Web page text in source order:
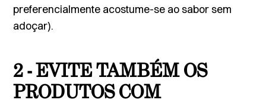
preferencialmente acostume-se ao sabor sem
adoçar).
2 - EVITE TAMBÉM OS
PRODUTOS COM